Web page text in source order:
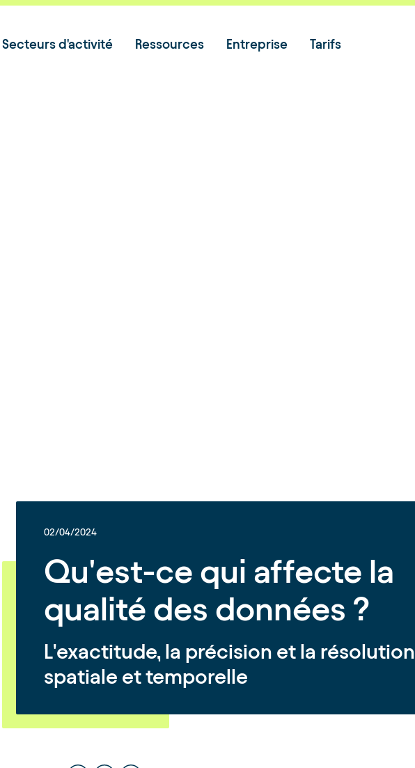
Secteurs d'activité Ressources Entreprise Tarifs
02/04/2024
Qu'est-ce qui affecte la
qualité des données ?
L'exactitude, la précision et la résolution
spatiale et temporelle